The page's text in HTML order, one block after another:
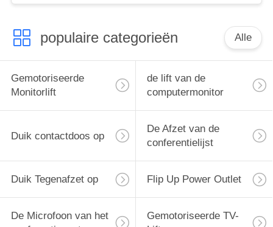
populaire categorieën Alle
Gemotoriseerde
Monitorlift
de lift van de
computermonitor
Duik contactdoos op
De Afzet van de
conferentielijst
Duik Tegenafzet op Flip Up Power Outlet
De Microfoon van het
Gemotoriseerde TV-